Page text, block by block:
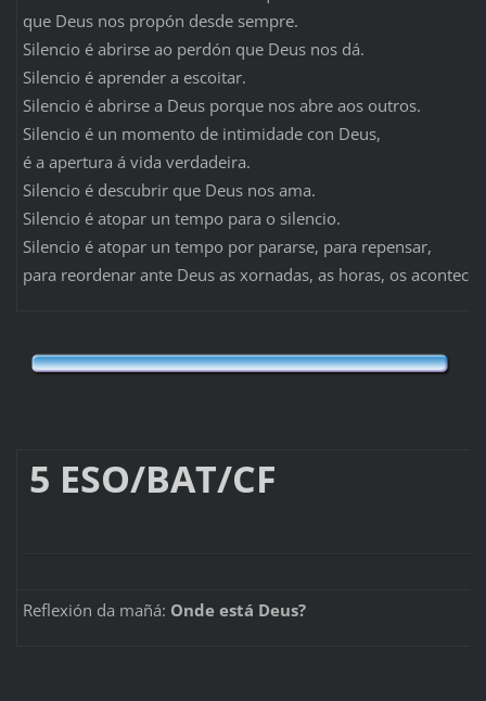
que Deus nos propón desde sempre.
Silencio é abrirse ao perdón que Deus nos dá.
Silencio é aprender a escoitar.
Silencio é abrirse a Deus porque nos abre aos outros.
Silencio é un momento de intimidade con Deus,
é a apertura á vida verdadeira.
Silencio é descubrir que Deus nos ama.
Silencio é atopar un tempo para o silencio.
Silencio é atopar un tempo por pararse, para repensar,
para reordenar ante Deus as xornadas, as horas, os
5 ESO/
Reflexión da mañá: Onde está Deus?